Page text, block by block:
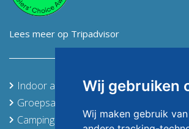
Wij gebruiken
Wij maken gebruik
Lees meer op Tripadvisor
Indoor activiteiten
Groepsaccommodaties in de
Campings in de Achterhoek